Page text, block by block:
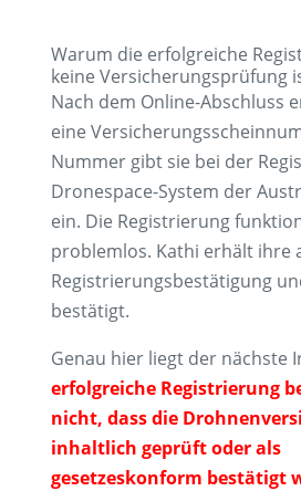
Warum die erfolgreiche
keine Versicherungsprüfung
Nach dem Online-Abschluss
eine
Nummer gibt sie bei der
Dronespace-System der
ein. Die Registrierung
problemlos. Kathi erhält ihre
Registrierungsbestätigung
bestätigt.
Genau hier liegt der nächste
erfolgreiche Registrierung
nicht, dass die
inhaltlich geprüft oder als
gesetzeskonform bestätigt